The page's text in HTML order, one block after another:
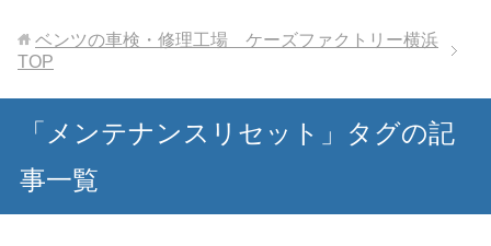
ベンツの車検・修理工場 ケーズファクトリー横浜
TOP
「メンテナンスリセット」タグの記
事一覧